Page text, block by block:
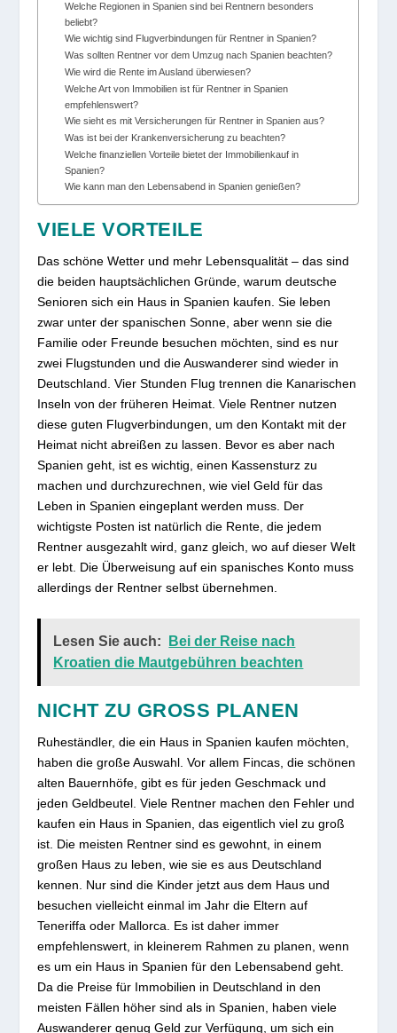
Welche Regionen in Spanien sind bei Rentnern besonders
beliebt?
Wie wichtig sind Flugverbindungen für Rentner in Spanien?
Was sollten Rentner vor dem Umzug nach Spanien beachten?
Wie wird die Rente im Ausland überwiesen?
Welche Art von Immobilien ist für Rentner in Spanien
empfehlenswert?
Wie sieht es mit Versicherungen für Rentner in Spanien aus?
Was ist bei der Krankenversicherung zu beachten?
Welche finanziellen Vorteile bietet der Immobilienkauf in
Spanien?
Wie kann man den Lebensabend in Spanien genießen?
VIELE VORTEILE
Das schöne Wetter und mehr Lebensqualität – das sind
die beiden hauptsächlichen Gründe, warum deutsche
Senioren sich ein Haus in Spanien kaufen. Sie leben
zwar unter der spanischen Sonne, aber wenn sie die
Familie oder Freunde besuchen möchten, sind es nur
zwei Flugstunden und die Auswanderer sind wieder in
Deutschland. Vier Stunden Flug trennen die Kanarischen
Inseln von der früheren Heimat. Viele Rentner nutzen
diese guten Flugverbindungen, um den Kontakt mit der
Heimat nicht abreißen zu lassen. Bevor es aber nach
Spanien geht, ist es wichtig, einen Kassensturz zu
machen und durchzurechnen, wie viel Geld für das
Leben in Spanien eingeplant werden muss. Der
wichtigste Posten ist natürlich die Rente, die jedem
Rentner ausgezahlt wird, ganz gleich, wo auf dieser Welt
er lebt. Die Überweisung auf ein spanisches Konto muss
allerdings der Rentner selbst übernehmen.
Lesen Sie auch:
Bei der Reise nach
Kroatien die Mautgebühren beachten
NICHT ZU GROSS PLANEN
Ruheständler, die ein Haus in Spanien kaufen möchten,
haben die große Auswahl. Vor allem Fincas, die schönen
alten Bauernhöfe, gibt es für jeden Geschmack und
jeden Geldbeutel. Viele Rentner machen den Fehler und
kaufen ein Haus in Spanien, das eigentlich viel zu groß
ist. Die meisten Rentner sind es gewohnt, in einem
großen Haus zu leben, wie sie es aus Deutschland
kennen. Nur sind die Kinder jetzt aus dem Haus und
besuchen vielleicht einmal im Jahr die Eltern auf
Teneriffa oder Mallorca. Es ist daher immer
empfehlenswert, in kleinerem Rahmen zu planen, wenn
es um ein Haus in Spanien für den Lebensabend geht.
Da die Preise für Immobilien in Deutschland in den
meisten Fällen höher sind als in Spanien, haben viele
Auswanderer genug Geld zur Verfügung, um sich ein